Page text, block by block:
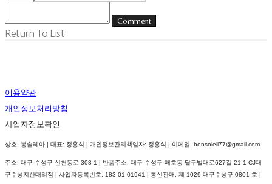
Comment
Return To List
이용약관
개인정보처리방침
사업자정보확인
상호: 봉솔레아 | 대표: 정홍식 | 개인정보관리책임자: 정홍식 | 이메일: bonsoleil77@gmail.com
주소: 대구 수성구 신천동로 308-1 | 반품주소: 대구 수성구 매호동 달구벌대로627길 21-1 CJ대
구수성지산대리점 | 사업자등록번호: 183-01-01941 | 통신판매: 제 1029 대구수성구 0801 호 |